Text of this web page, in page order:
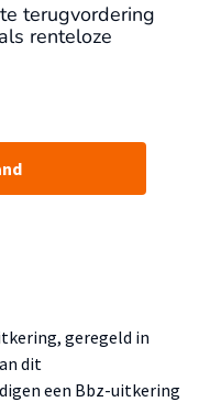
terugvordering
renteloze
geregeld in
dit
een Bbz-uitkering